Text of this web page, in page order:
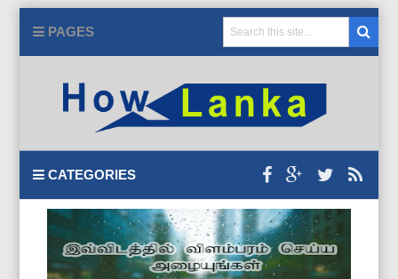
PAGES
CATEGORIES